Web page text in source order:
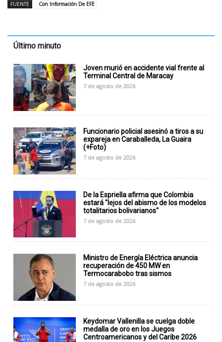
FUENTE
Con Información De EFE
Último minuto
Joven murió en accidente vial frente al
Terminal Central de Maracay
7 de agosto de 2026
Funcionario policial asesinó a tiros a su
expareja en Caraballeda, La Guaira
(+Foto)
7 de agosto de 2026
De la Espriella afirma que Colombia
estará "lejos del abismo de los modelos
totalitarios bolivarianos"
7 de agosto de 2026
Ministro de Energía Eléctrica anuncia
recuperación de 450 MW en
Termocarabobo tras sismos
7 de agosto de 2026
Keydomar Vallenilla se cuelga doble
medalla de oro en los Juegos
Centroamericanos y del Caribe 2026